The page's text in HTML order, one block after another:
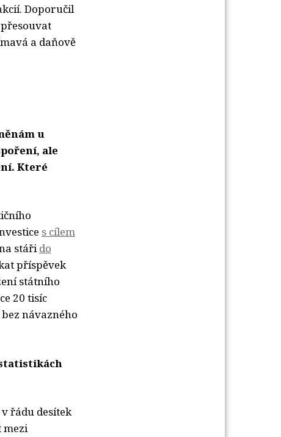
Doporučil
a daňově
u
ale
Které
s cílem
stářido
příspěvek
státního
20 tisíc
návazného
řádu desítek
mezi